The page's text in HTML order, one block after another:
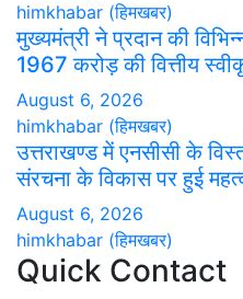
himkhabar (हिमखबर)
मुख्यमंत्री ने प्रदान की
1967 करोड़ की वित्तीय
August 6, 2026
himkhabar (हिमखबर)
उत्तराखण्ड में एनसीसी के
संरचना के विकास पर हुई
August 6, 2026
himkhabar (हिमखबर)
Quick Contact